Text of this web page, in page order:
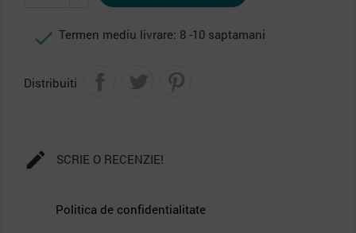
 Termen mediu livrare: 8 -10 saptamani
Distribuiti
 SCRIE O RECENZIE!
Politica de confidentialitate